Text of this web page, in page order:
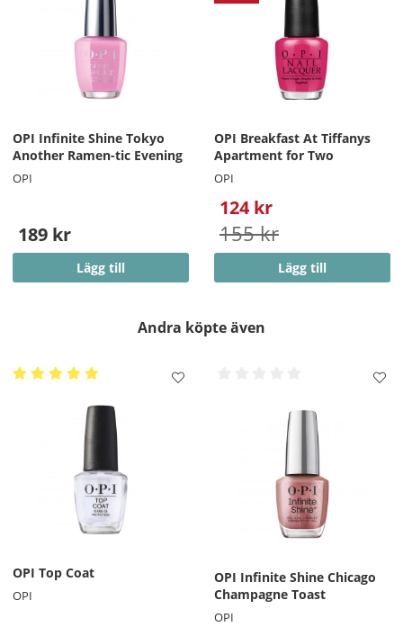
OPI Infinite Shine Tokyo
Another Ramen-tic Evening
OPI
189 kr
Lägg till
OPI Breakfast At Tiffanys
Apartment for Two
OPI
124 kr
155 kr
Lägg till
Andra köpte även
OPI Top Coat
OPI
OPI Infinite Shine Chicago
Champagne Toast
OPI